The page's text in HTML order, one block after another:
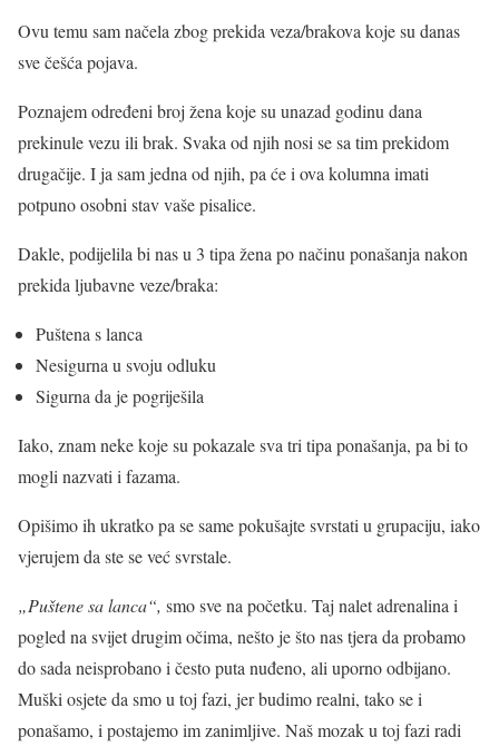
Ovu temu sam načela zbog prekida veza/brakova koje su danas
sve češća pojava.
Poznajem određeni broj žena koje su unazad godinu dana
prekinule vezu ili brak. Svaka od njih nosi se sa tim prekidom
drugačije. I ja sam jedna od njih, pa će i ova kolumna imati
potpuno osobni stav vaše pisalice.
Dakle, podijelila bi nas u 3 tipa žena po načinu ponašanja nakon
prekida ljubavne veze/braka:
Puštena s lanca
Nesigurna u svoju odluku
Sigurna da je pogriješila
Iako, znam neke koje su pokazale sva tri tipa ponašanja, pa bi to
mogli nazvati i fazama.
Opišimo ih ukratko pa se same pokušajte svrstati u grupaciju, iako
vjerujem da ste se već svrstale.
„Puštene sa lanca“, smo sve na početku. Taj nalet adrenalina i
pogled na svijet drugim očima, nešto je što nas tjera da probamo
do sada neisprobano i često puta nuđeno, ali uporno odbijano.
Muški osjete da smo u toj fazi, jer budimo realni, tako se i
ponašamo, i postajemo im zanimljive. Naš mozak u toj fazi radi